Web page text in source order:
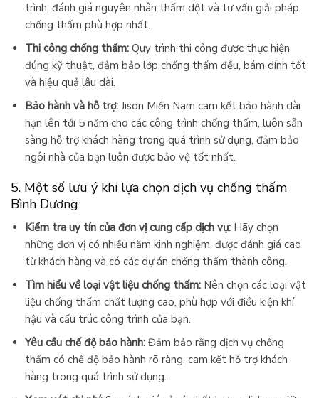
trình, đánh giá nguyên nhân thấm dột và tư vấn giải pháp
chống thấm phù hợp nhất.
Thi công chống thấm:Quy trình thi công được thực hiện
đúng kỹ thuật, đảm bảo lớp chống thấm đều, bám dính tốt
và hiệu quả lâu dài.
Bảo hành và hỗ trợ:Jison Miền Nam cam kết bảo hành dài
hạn lên tới 5 năm cho các công trình chống thấm, luôn sẵn
sàng hỗ trợ khách hàng trong quá trình sử dụng, đảm bảo
ngôi nhà của bạn luôn được bảo vệ tốt nhất.
5. Một số lưu ý khi lựa chọn dịch vụ chống thấm
Bình Dương
Kiểm tra uy tín của đơn vị cung cấp dịch vụ:Hãy chọn
những đơn vị có nhiều năm kinh nghiệm, được đánh giá cao
từ khách hàng và có các dự án chống thấm thành công.
Tìm hiểu về loại vật liệu chống thấm:Nên chọn các loại vật
liệu chống thấm chất lượng cao, phù hợp với điều kiện khí
hậu và cấu trúc công trình của bạn.
Yêu cầu chế độ bảo hành:Đảm bảo rằng dịch vụ chống
thấm có chế độ bảo hành rõ ràng, cam kết hỗ trợ khách
hàng trong quá trình sử dụng.